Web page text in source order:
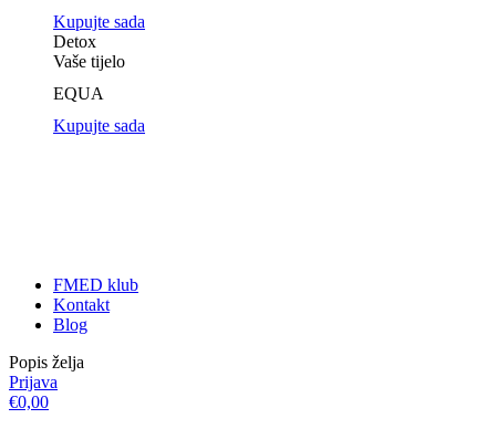
Kupujte sada
Detox
Vaše tijelo
EQUA
Kupujte sada
FMED klub
Kontakt
Blog
Popis želja
Prijava
€0,00